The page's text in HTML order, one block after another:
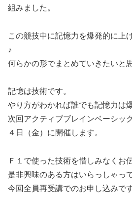
組みました。
この競技中に記憶力を爆発的に上
♪
何らかの形でまとめていきたいと
記憶は技術です。
やり方がわかれば誰でも記憶力は
次回アクティブブレインベーシッ
４日（金）に開催します。
Ｆ１で使った技術を惜しみなくお
是非興味のある方はいらっしゃっ
今回全員再受講でのお申し込みです